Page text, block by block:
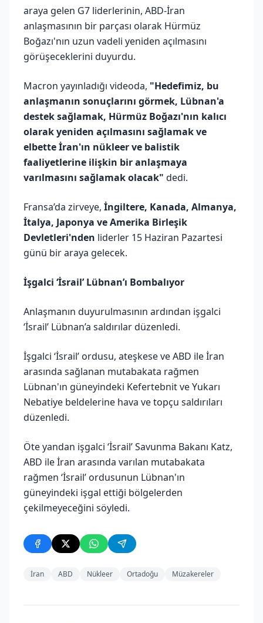
araya gelen G7 liderlerinin, ABD-İran
anlaşmasının bir parçası olarak Hürmüz
Boğazı'nın uzun vadeli yeniden açılmasını
görüşeceklerini duyurdu.
Macron yayınladığı videoda, "Hedefimiz, bu
anlaşmanın sonuçlarını görmek, Lübnan'a
destek sağlamak, Hürmüz Boğazı'nın kalıcı
olarak yeniden açılmasını sağlamak ve
elbette İran'ın nükleer ve balistik
faaliyetlerine ilişkin bir anlaşmaya
varılmasını sağlamak olacak" dedi.
Fransa’da zirveye, İngiltere, Kanada, Almanya,
İtalya, Japonya ve Amerika Birleşik
Devletleri'nden liderler 15 Haziran Pazartesi
günü bir araya gelecek.
İşgalci ‘İsrail’ Lübnan’ı Bombalıyor
Anlaşmanın duyurulmasının ardından işgalci
‘İsrail’ Lübnan’a saldırılar düzenledi.
İşgalci ‘İsrail’ ordusu, ateşkese ve ABD ile İran
arasında sağlanan mutabakata rağmen
Lübnan'ın güneyindeki Kefertebnit ve Yukarı
Nebatiye beldelerine hava ve topçu saldırıları
düzenledi.
Öte yandan işgalci ‘İsrail’ Savunma Bakanı Katz,
ABD ile İran arasında varılan mutabakata
rağmen ‘İsrail’ ordusunun Lübnan'ın
güneyindeki işgal ettiği bölgelerden
çekilmeyeceğini söyledi.
İran ABD Nükleer Ortadoğu Müzakereler